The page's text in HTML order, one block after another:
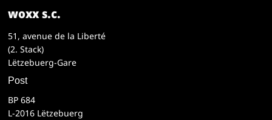
woxx s.c.
51, avenue de la Liberté
(2. Stack)
Lëtzebuerg-Gare
Post
BP 684
L-2016 Lëtzebuerg